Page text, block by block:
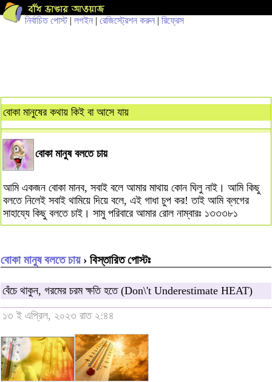
নির্বাচিত পোস্ট| লগইন | রেজিস্ট্রেশন করুন | রিফ্রেস
বোকা মানুষের কথায় কিই বা আসে যায়
বোকা মানুষ বলতে চায়
আমি একজন বোকা মানব, সবাই বলে আমার মাথায় কোন ঘিলু নাই। আমি কিছু
বলতে নিলেই সবাই থামিয়ে দিয়ে বলে, এই গাধা চুপ কর! তাই আমি ব্লগের
সাহায্যে কিছু বলতে চাই। সামু পরিবারে আমার রোল নাম্বারঃ ১৩৩৩৮১
বোকা মানুষ বলতে চায়› বিস্তারিত পোস্টঃ
বেঁচে থাকুন, গরমের চরম ক্ষতি হতে (Don\'t Underestimate HEAT)
১৩ ই এপ্রিল, ২০২৩ রাত ২:৪৪